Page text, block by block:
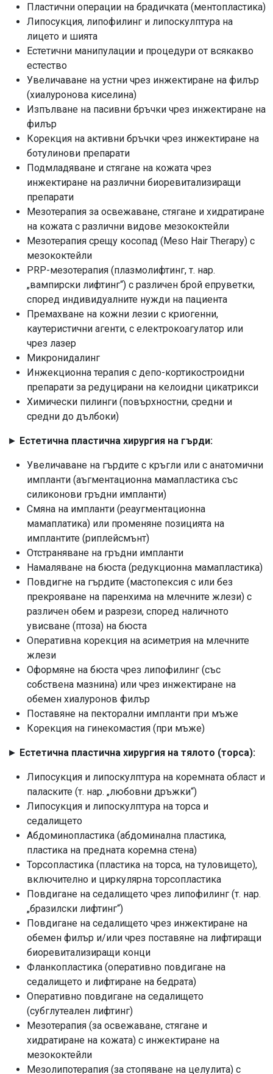
Пластични операции на брадичката (ментопластика)
Липосукция, липофилинг и липоскулптура на
лицето и шията
Естетични манипулации и процедури от всякакво
естество
Увеличаване на устни чрез инжектиране на филър
(хиалуронова киселина)
Изпълване на пасивни бръчки чрез инжектиране на
филър
Корекция на активни бръчки чрез инжектиране на
ботулинови препарати
Подмладяване и стягане на кожата чрез
инжектиране на различни биоревитализиращи
препарати
Мезотерапия за освежаване, стягане и хидратиране
на кожата с различни видове мезококтейли
Мезотерапия срещу косопад (Meso Hair Therapy) с
мезококтейли
PRP-мезотерапия (плазмолифтинг, т. нар.
„вампирски лифтинг“) с различен брой епруветки,
според индивидуалните нужди на пациента
Премахване на кожни лезии с криогенни,
каутеристични агенти, с електрокоагулатор или
чрез лазер
Микронидалинг
Инжекционна терапия с депо-кортикостроидни
препарати за редуцирани на келоидни цикатрикси
Химически пилинги (повърхностни, средни и
средни до дълбоки)
► Естетична пластична хирургия на гърди:
Увеличаване на гърдите с кръгли или с анатомични
импланти (аъгментационна мамапластика със
силиконови гръдни импланти)
Смяна на импланти (реаугментационна
мамаплатика) или променяне позицията на
имплантите (риплейсмънт)
Отстраняване на гръдни импланти
Намаляване на бюста (редукционна мамапластика)
Повдигне на гърдите (мастопексия с или без
прекрояване на паренхима на млечните жлези) с
различен обем и разрези, според наличното
увисване (птоза) на бюста
Оперативна корекция на асиметрия на млечните
жлези
Оформяне на бюста чрез липофилинг (със
собствена мазнина) или чрез инжектиране на
обемен хиалуронов филър
Поставяне на пекторални импланти при мъже
Корекция на гинекомастия (при мъже)
► Естетична пластична хирургия на тялото (торса):
Липосукция и липоскулптура на коремната област и
паласките (т. нар. „любовни дръжки“)
Липосукция и липоскулптура на торса и
седалището
Абдоминопластика (абдоминална пластика,
пластика на предната коремна стена)
Торсопластика (пластика на торса, на туловището),
включително и циркулярна торсопластика
Повдигане на седалището чрез липофилинг (т. нар.
„бразилски лифтинг“)
Повдигане на седалището чрез инжектиране на
обемен филър и/или чрез поставяне на лифтиращи
биоревитализиращи конци
Фланкопластика (оперативно повдигане на
седалището и лифтиране на бедрата)
Оперативно повдигане на седалището
(субглутеален лифтинг)
Мезотерапия (за освежаване, стягане и
хидратиране на кожата) с инжектиране на
мезококтейли
Мезолипотерапия (за стопяване на целулита) с